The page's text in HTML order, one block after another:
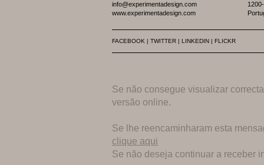
info@experimentadesign.com
www.experimentadesign.com
FACEBOOK | TWITTER | LINKEDIN | FLICKR
Se não consegue visualizar
versão online.
Se lhe reencaminharam esta
clique aqui
Se não deseja continuar a receber